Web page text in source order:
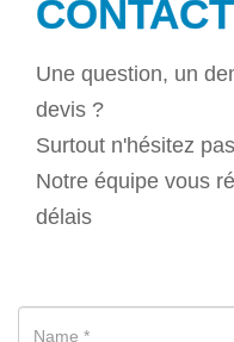
Une question, un
devis ?
Surtout n'hésitez
Notre équipe vous
délais